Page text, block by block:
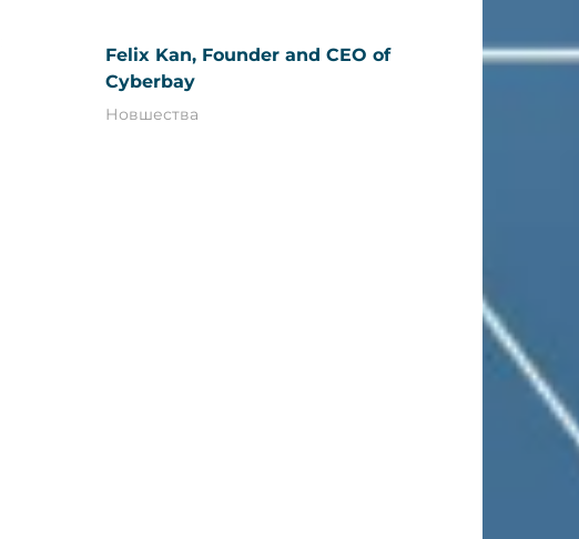
Felix Kan, Founder and CEO of
Cyberbay
Новшества